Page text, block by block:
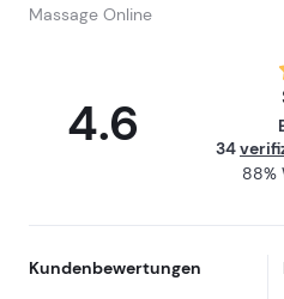
Massage Online
4.6
34
88%
Kundenbewertungen